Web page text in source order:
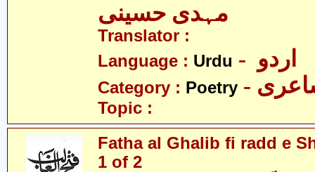
مہدی حسینی
Translator :
Language : Urdu
Category : Poetry
Topic :
Fatha al Ghalib fi radd e
1 of 2